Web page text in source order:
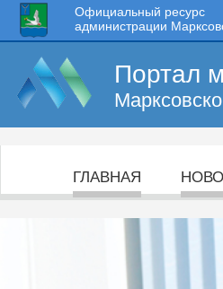
Официальный ресурс
администрации
Портал
ГЛАВНАЯ